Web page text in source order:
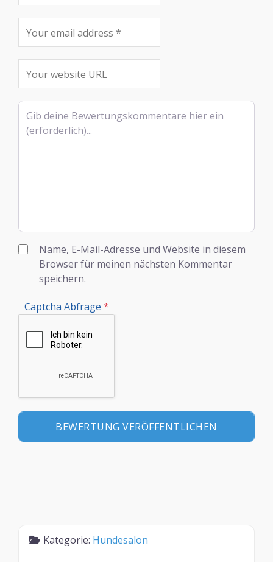
Rezensionstext
Name, E-Mail-Adresse und Website in diesem
Browser für meinen nächsten Kommentar
speichern.
Captcha Abfrage *
Kategorie: Hundesalon